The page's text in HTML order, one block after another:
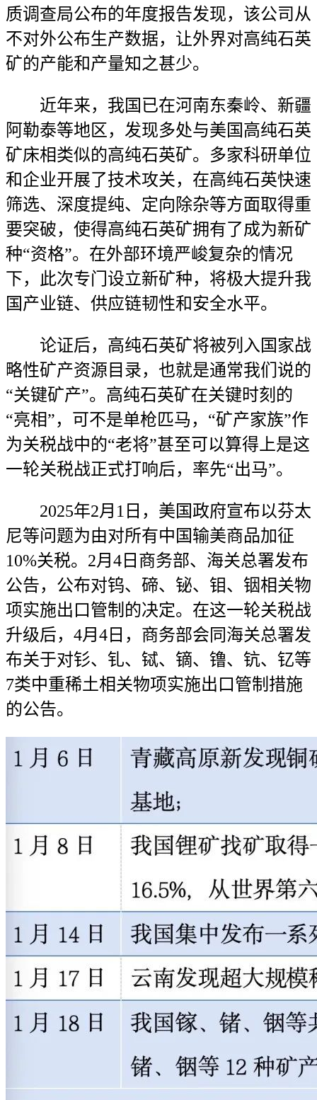
质调查局公布的年度报告发现，该公司从
不对外公布生产数据，让外界对高纯石英
矿的产能和产量知之甚少。
近年来，我国已在河南东秦岭、新疆
阿勒泰等地区，发现多处与美国高纯石英
矿床相类似的高纯石英矿。多家科研单位
和企业开展了技术攻关，在高纯石英快速
筛选、深度提纯、定向除杂等方面取得重
要突破，使得高纯石英矿拥有了成为新矿
种“资格”。在外部环境严峻复杂的情况
下，此次专门设立新矿种，将极大提升我
国产业链、供应链韧性和安全水平。
论证后，高纯石英矿将被列入国家战
略性矿产资源目录，也就是通常我们说的
“关键矿产”。高纯石英矿在关键时刻的
“亮相”，可不是单枪匹马，“矿产家族”作
为关税战中的“老将”甚至可以算得上是这
一轮关税战正式打响后，率先“出马”。
2025年2月1日，美国政府宣布以芬太
尼等问题为由对所有中国输美商品加征
10%关税。2月4日商务部、海关总署发布
公告，公布对钨、碲、铋、钼、铟相关物
项实施出口管制的决定。在这一轮关税战
升级后，4月4日，商务部会同海关总署发
布关于对钐、钆、铽、镝、镥、钪、钇等
7类中重稀土相关物项实施出口管制措施
的公告。